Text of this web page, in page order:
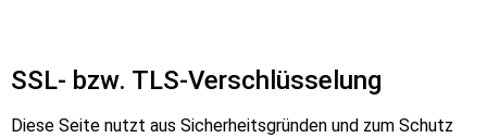
SSL- bzw. TLS-Verschlüsselung
Diese Seite nutzt aus Sicherheitsgründen und zum Schutz